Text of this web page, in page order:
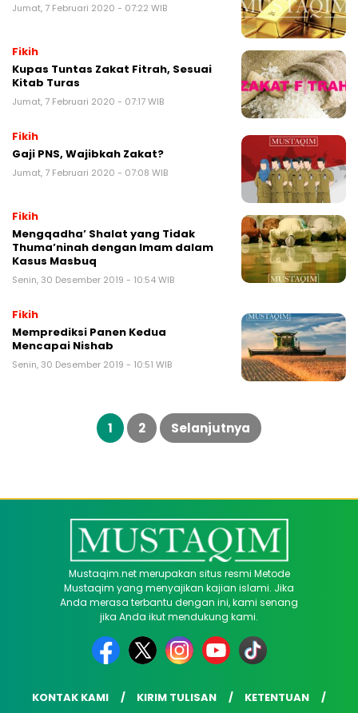
Jumat, 7 Februari 2020 - 07:22 WIB
Fikih
Kupas Tuntas Zakat Fitrah, Sesuai
Kitab Turas
Jumat, 7 Februari 2020 - 07:17 WIB
Fikih
Gaji PNS, Wajibkah Zakat?
Jumat, 7 Februari 2020 - 07:08 WIB
Fikih
Mengqadha’ Shalat yang Tidak
Thuma’ninah dengan Imam dalam
Kasus Masbuq
Senin, 30 Desember 2019 - 10:54 WIB
Fikih
Memprediksi Panen Kedua
Mencapai Nishab
Senin, 30 Desember 2019 - 10:51 WIB
Paginasi
1 2 Selanjutnya
Mustaqim.net merupakan situs resmi Metode
Mustaqim yang menyajikan kajian islami. Jika
Anda merasa terbantu dengan ini, kami senang
jika Anda ikut mendukung kami.
KONTAK KAMI KIRIM TULISAN KETENTUAN